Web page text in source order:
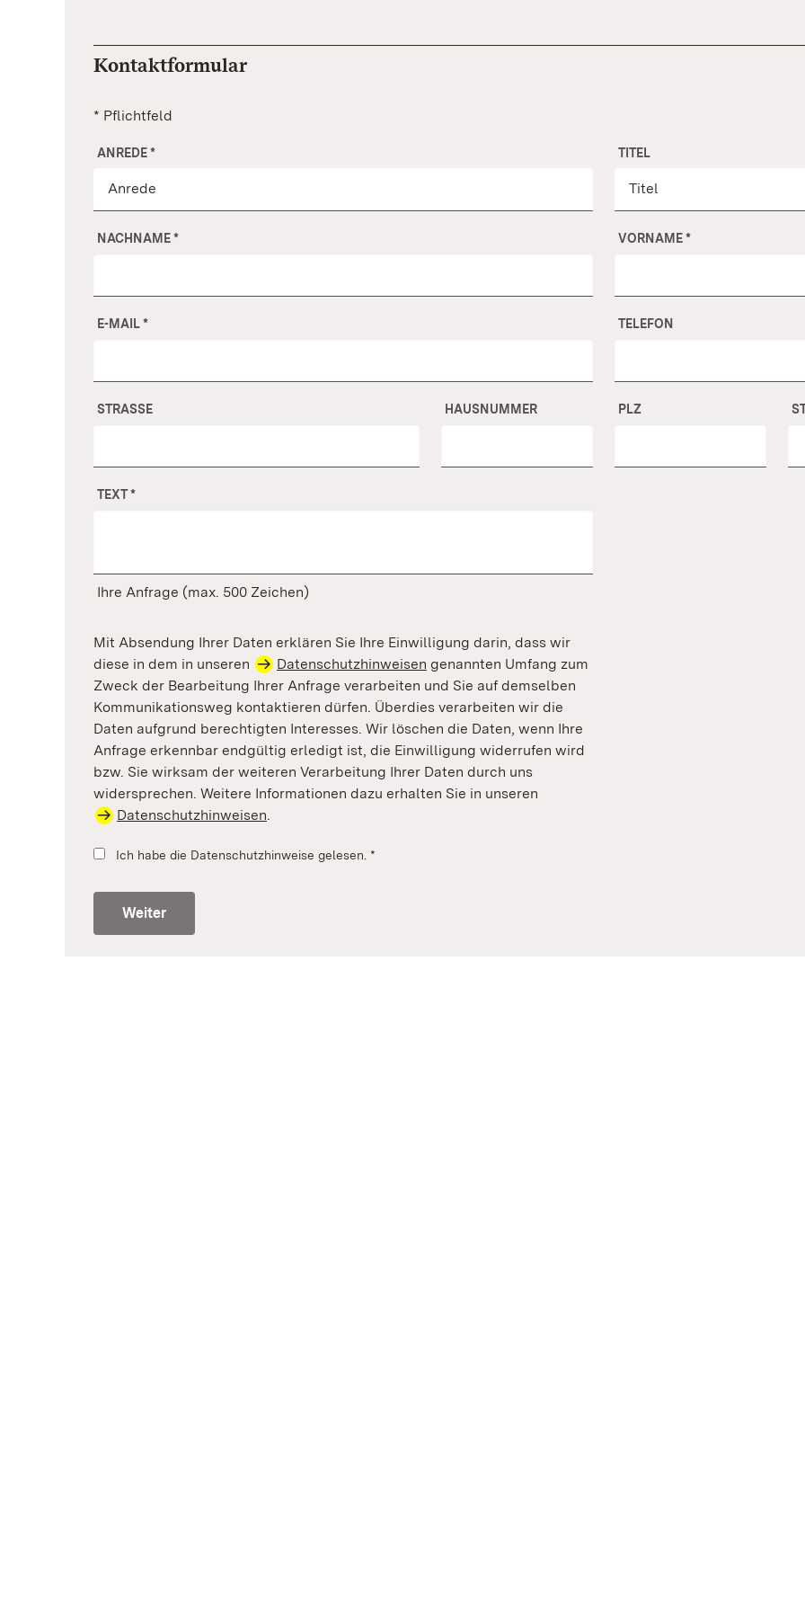
Kontaktformular
* Pflichtfeld
ANREDE* TITEL
NACHNAME* VORNAME*
E-MAIL* TELEFON
STRASSE HAUSNUMMER PLZ
TEXT*
Ihre Anfrage (max. 500 Zeichen)
Mit Absendung Ihrer Daten erklären Sie Ihre Einwilligung darin, dass wir
diese in dem in unseren
Datenschutzhinweisen genannten Umfang zum
Zweck der Bearbeitung Ihrer Anfrage verarbeiten und Sie auf demselben
Kommunikationsweg kontaktieren dürfen. Überdies verarbeiten wir die
Daten aufgrund berechtigten Interesses. Wir löschen die Daten, wenn Ihre
Anfrage erkennbar endgültig erledigt ist, die Einwilligung widerrufen wird
bzw. Sie wirksam der weiteren Verarbeitung Ihrer Daten durch uns
widersprechen. Weitere Informationen dazu erhalten Sie in unseren
Datenschutzhinweisen.
Ich habe die Datenschutzhinweise gelesen. *
Weiter